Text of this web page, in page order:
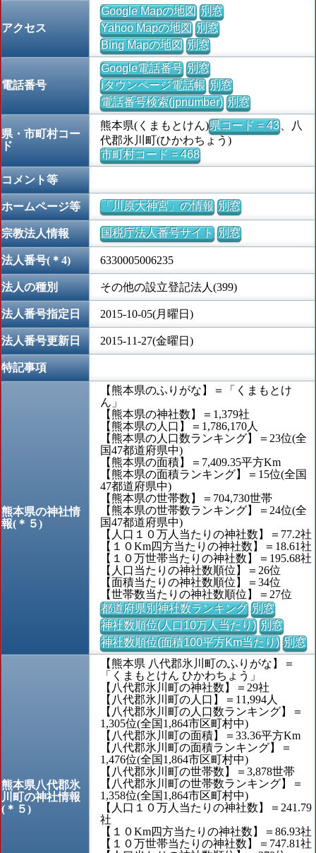
アクセス
Google Mapの地図 別窓
Yahoo Mapの地図 別窓
Bing Mapの地図 別窓
電話番号
Google電話番号 別窓
iタウンページ電話帳 別窓
電話番号検索(jpnumber) 別窓
県・市町村コー
ド
熊本県(くまもとけん)県コード = 43、八
代郡氷川町(ひかわちょう)
市町村コード = 468
コメント等
ホームページ等 「川原大神宮」の情報 別窓
宗教法人情報 国税庁法人番号サイト 別窓
法人番号(＊4) 6330005006235
法人の種別 その他の設立登記法人(399)
法人番号指定日 2015-10-05(月曜日)
法人番号更新日 2015-11-27(金曜日)
特記事項
熊本県の神社情
報(＊５)
【熊本県のふりがな】＝「くまもとけ
ん」
【熊本県の神社数】＝1,379社
【熊本県の人口】＝1,786,170人
【熊本県の人口数ランキング】＝23位(全
国47都道府県中)
【熊本県の面積】＝7,409.35平方Km
【熊本県の面積ランキング】＝15位(全国
47都道府県中)
【熊本県の世帯数】＝704,730世帯
【熊本県の世帯数ランキング】＝24位(全
国47都道府県中)
【人口１０万人当たりの神社数】＝77.2社
【１０Km四方当たりの神社数】＝18.61社
【１０万世帯当たりの神社数】＝195.68社
【人口当たりの神社数順位】＝26位
【面積当たりの神社数順位】＝34位
【世帯数当たりの神社数順位】＝27位
都道府県別神社数ランキング 別窓
神社数順位(人口10万人当たり) 別窓
神社数順位(面積100平方Km当たり) 別窓
熊本県八代郡氷
川町の神社情報
(＊５)
【熊本県 八代郡氷川町のふりがな】＝
「くまもとけん ひかわちょう」
【八代郡氷川町の神社数】＝29社
【八代郡氷川町の人口】＝11,994人
【八代郡氷川町の人口数ランキング】＝
1,305位(全国1,864市区町村中)
【八代郡氷川町の面積】＝33.36平方Km
【八代郡氷川町の面積ランキング】＝
1,476位(全国1,864市区町村中)
【八代郡氷川町の世帯数】＝3,878世帯
【八代郡氷川町の世帯数ランキング】＝
1,358位(全国1,864市区町村中)
【人口１０万人当たりの神社数】＝241.79
社
【１０Km四方当たりの神社数】＝86.93社
【１０万世帯当たりの神社数】＝747.81社